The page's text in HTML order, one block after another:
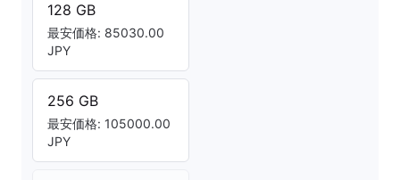
128 GB
最安価格: 85030.00
JPY
256 GB
最安価格: 105000.00
JPY